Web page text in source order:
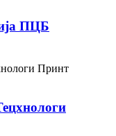
ПЦБ